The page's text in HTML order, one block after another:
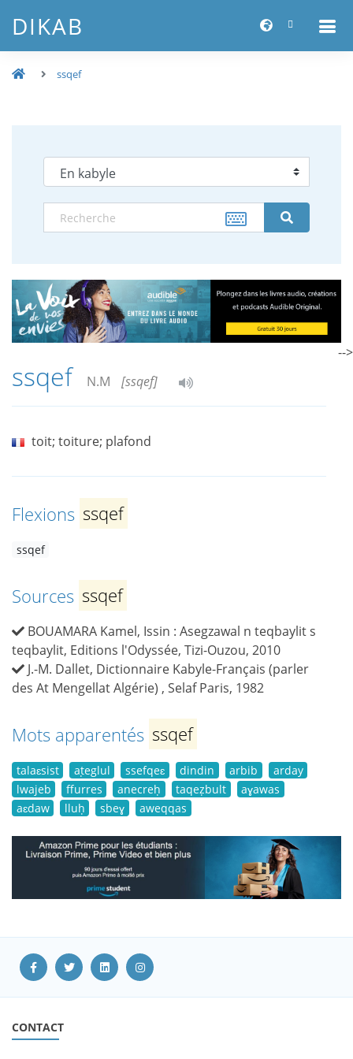
DIKAB
ssqef
ssqef N.M [ssqef]
toit; toiture; plafond
Flexions ssqef
ssqef
Sources ssqef
BOUAMARA Kamel, Issin : Asegzawal n teqbaylit s
teqbaylit, Editions l'Odyssée, Tizi-Ouzou, 2010
J.-M. Dallet, Dictionnaire Kabyle-Français (parler
des At Mengellat Algérie) , Selaf Paris, 1982
Mots apparentés ssqef
talaɛsist aṭeglul ssefqeɛ dindin arbib
arday
lwajeb
ffurres anecreḥ taqeẓbult
aɣawas
aɛdaw
lluḥ sbeɣ aweqqas
-->
CONTACT